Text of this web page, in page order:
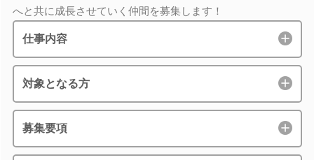
へと共に成長させていく仲間を募集します！
仕事内容
対象となる方
募集要項